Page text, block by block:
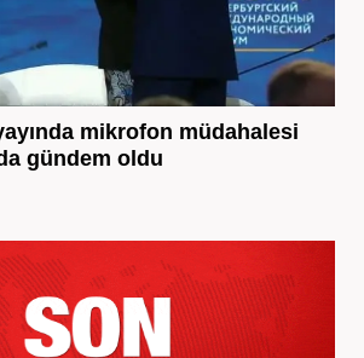
mikrofon müdahalesi
gündem oldu